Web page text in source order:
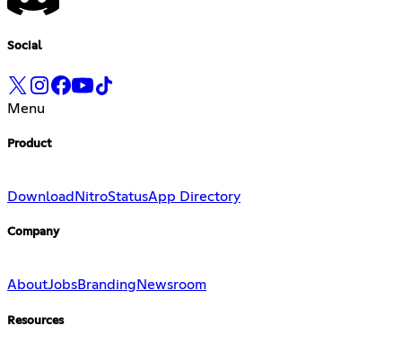
Social
Menu
Product
Download NitroStatusApp Directory
Company
AboutJobsBranding Newsroom
Resources